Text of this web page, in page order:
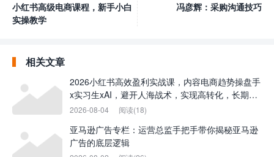
小红书高级电商课程，新手小白
实操教学
冯彦辉：采购沟通技巧
相关文章
2026小红书高效盈利实战课，内容电商趋势操盘手
x实习生xAI，避开人海战术，实现高转化，长期盈
利
2026-08-04 阅读(18)
亚马逊广告专栏：运营总监手把手带你揭秘亚马逊
广告的底层逻辑